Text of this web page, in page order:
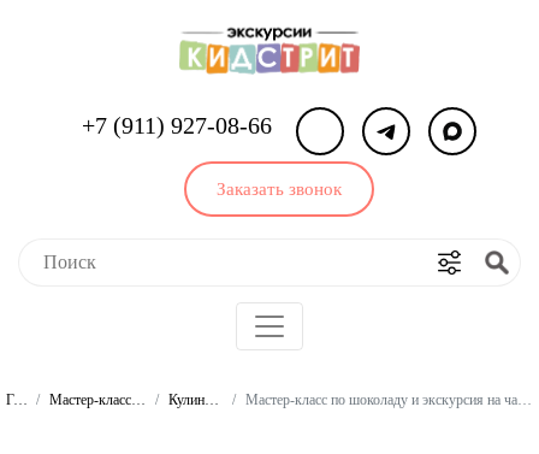
+7 (911) 927-08-66
Заказать звонок
Главная Мастер-классы для школьников и студентов Кулинарные мастер-классы Мастер-класс по шоколаду и экскурсия на частное производство для школьников и студентов (мероприятие для класса)